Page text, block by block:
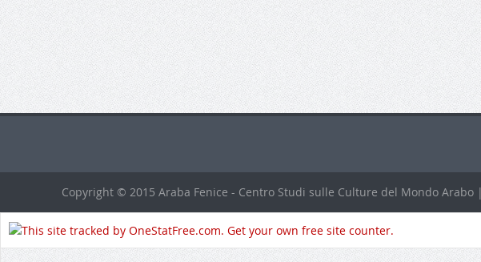
Copyright © 2015 Araba Fenice - Centro Studi sulle Culture del Mondo